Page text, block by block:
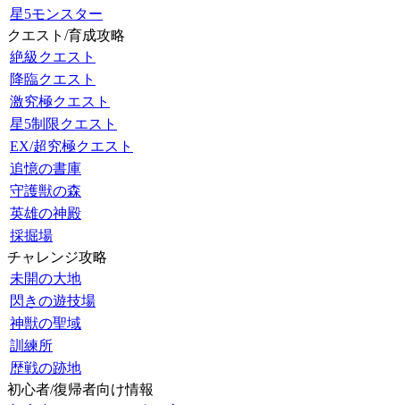
星5モンスター
クエスト/育成攻略
絶級クエスト
降臨クエスト
激究極クエスト
星5制限クエスト
EX/超究極クエスト
追憶の書庫
守護獣の森
英雄の神殿
採掘場
チャレンジ攻略
未開の大地
閃きの遊技場
神獣の聖域
訓練所
歴戦の跡地
初心者/復帰者向け情報